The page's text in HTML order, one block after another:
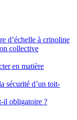
d’échelle à crinoline
collective
en matière
sécurité d’un toit-
il obligatoire ?